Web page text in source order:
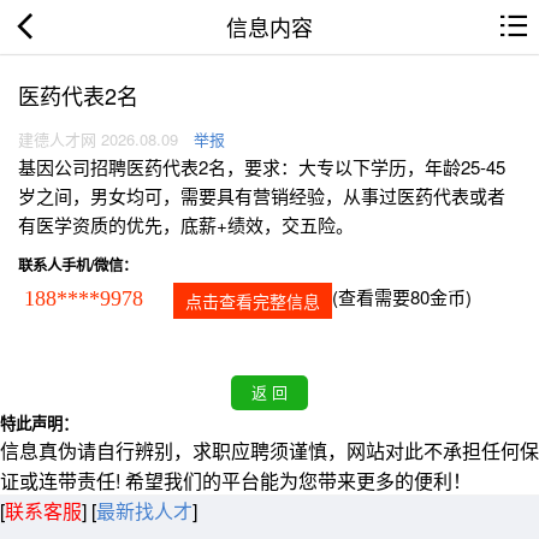
信息内容
医药代表2名
建德人才网 2026.08.09 举报
基因公司招聘医药代表2名，要求：大专以下学历，年龄25-45
岁之间，男女均可，需要具有营销经验，从事过医药代表或者
有医学资质的优先，底薪+绩效，交五险。
联系人手机/微信：
188****9978 点击查看完整信息 (查看需要80金币)
特此声明：
信息真伪请自行辨别，求职应聘须谨慎，网站对此不承担任何保
证或连带责任! 希望我们的平台能为您带来更多的便利！
[联系客服] [最新找人才]